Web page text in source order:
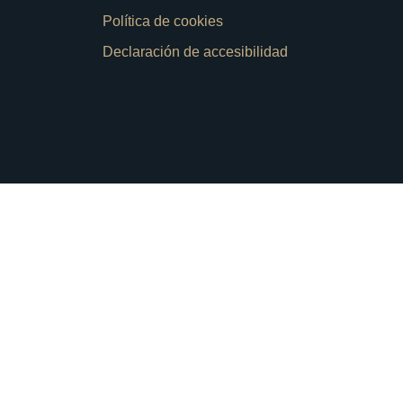
Política de cookies
Declaración de accesibilidad